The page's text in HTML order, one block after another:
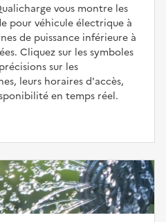
vous montre les
pour véhicule électrique à
de puissance inférieure à
Cliquez sur les symboles
sur les
leurs horaires d'accès,
en temps réel.